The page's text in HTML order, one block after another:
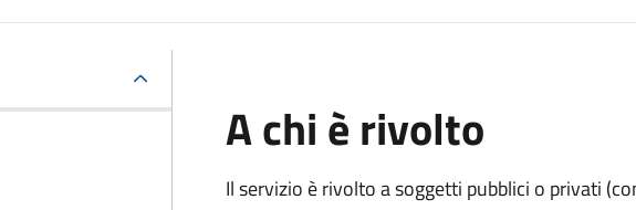
A chi è rivolto
Il servizio è rivolto a soggetti pubblici o privati